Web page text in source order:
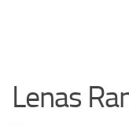
Lenas